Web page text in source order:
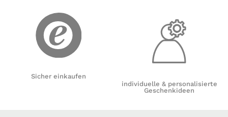
Sicher einkaufen
individuelle & personalisierte
Geschenkideen